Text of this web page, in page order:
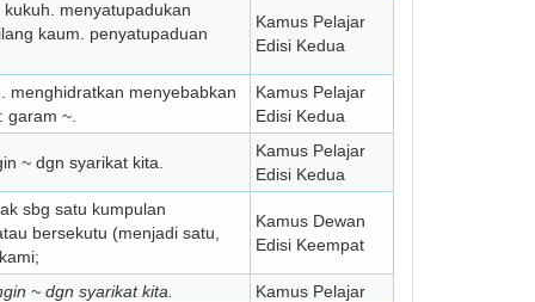
menyatupadukan
kaum. penyatupaduan
Kamus Pelajar
Edisi Kedua
menghidratkan menyebabkan
garam ~.
Kamus Pelajar
Edisi Kedua
~ dgn syarikat kita.
Kamus Pelajar
Edisi Kedua
sbg satu kumpulan
bersekutu (menjadi satu,
Kamus Dewan
Edisi Keempat
~ dgn syarikat kita. Kamus Pelajar